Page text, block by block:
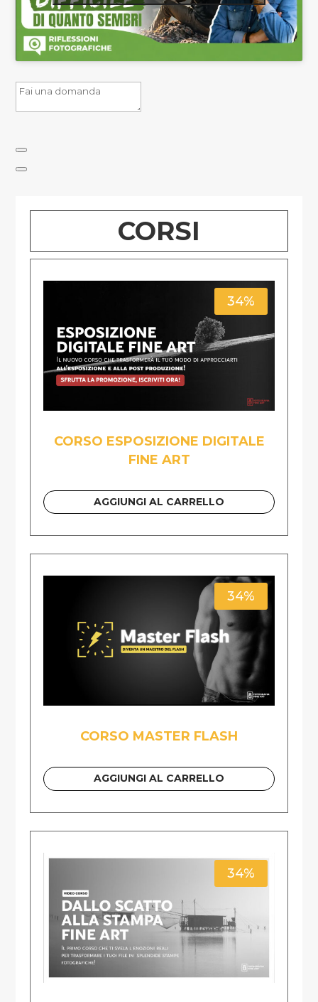
CORSI
34%
CORSO ESPOSIZIONE DIGITALE
FINE ART
AGGIUNGI AL CARRELLO
34%
CORSO MASTER FLASH
AGGIUNGI AL CARRELLO
34%